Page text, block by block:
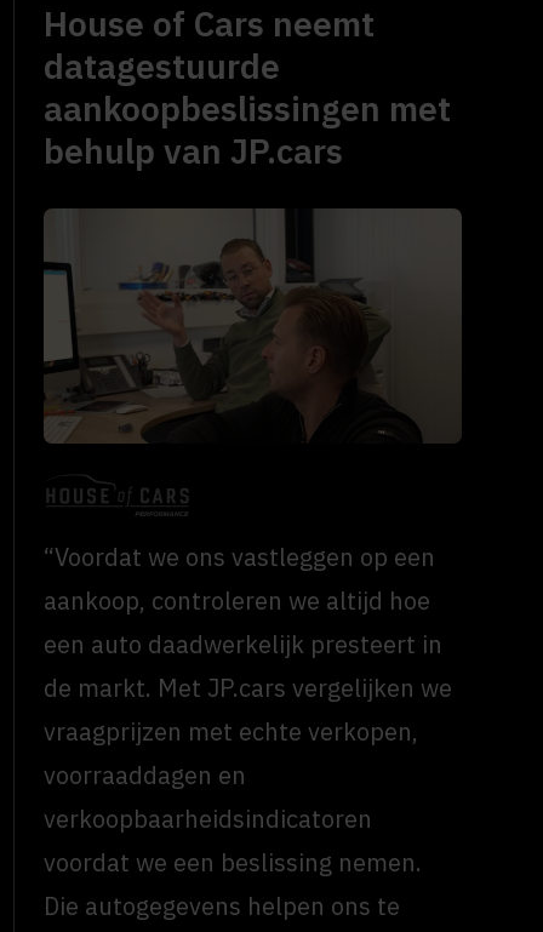
House of Cars neemt
datagestuurde
aankoopbeslissingen met
behulp van JP.cars
“Voordat we ons vastleggen op een
aankoop, controleren we altijd hoe
een auto daadwerkelijk presteert in
de markt. Met JP.cars vergelijken we
vraagprijzen met echte verkopen,
voorraaddagen en
verkoopbaarheidsindicatoren
voordat we een beslissing nemen.
Die autogegevens helpen ons te